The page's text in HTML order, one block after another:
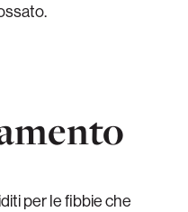
per le fibbie che